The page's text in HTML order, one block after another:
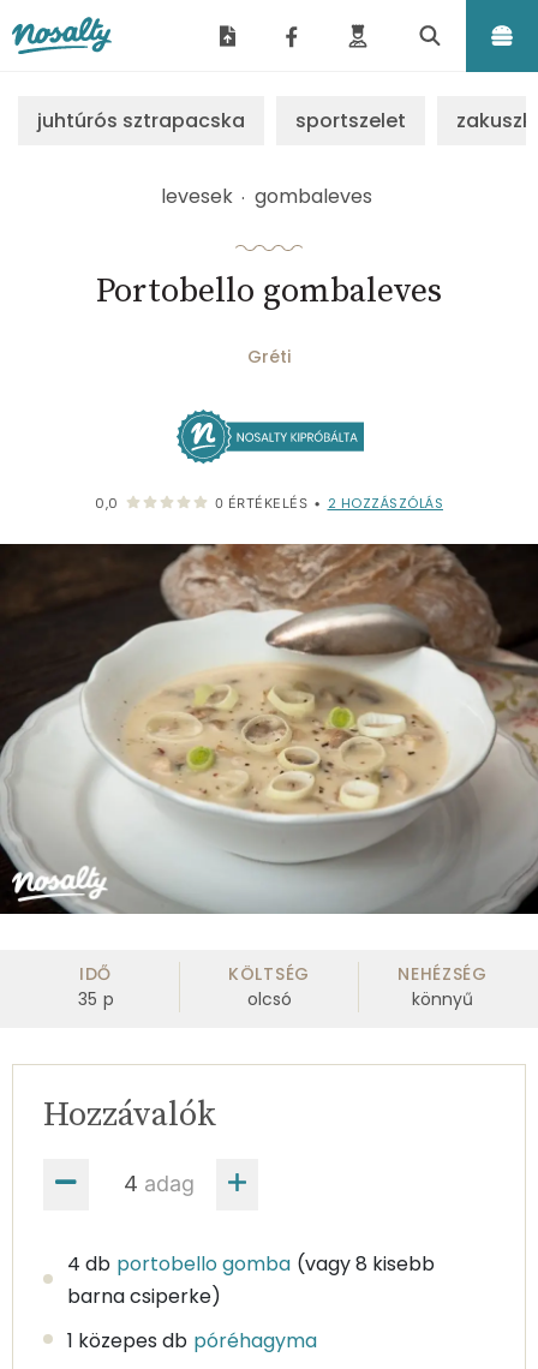
juhtúrós sztrapacska sportszelet
levesek gombaleves
Portobello gombaleves
Gréti
0,0 0 ÉRTÉKELÉS • 2 HOZZÁSZÓLÁS
IDŐ
35 p
KÖLTSÉG
olcsó
NEHÉZSÉG
könnyű
adag
Hozzávalók
4 db portobello gomba (vagy 8 kisebb
barna csiperke)
1 közepes db póréhagyma